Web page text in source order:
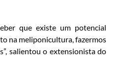
que existe um potencial
na meliponicultura, fazermos
salientou o extensionista do